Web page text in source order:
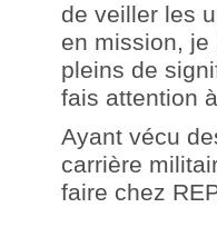
de veiller les
en mission,
pleins de
fais attention
Ayant vécu
carrière
faire chez